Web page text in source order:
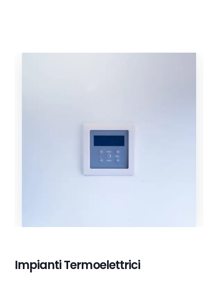
Impianti Termoelettrici